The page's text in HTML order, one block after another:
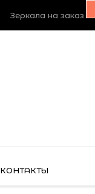
Зеркала на заказ
КОНТАКТЫ